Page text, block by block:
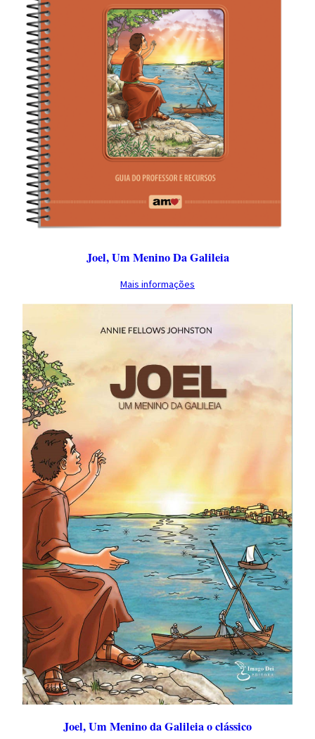
Joel, Um Menino Da Galileia
Mais informações
Joel, Um Menino da Galileia o clássico